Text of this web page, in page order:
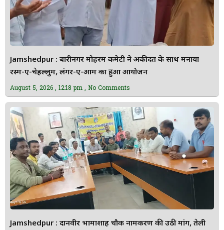
Jamshedpur : बारीनगर मोहर्रम कमेटी ने अकीदत के साथ मनाया
रस्म-ए-चेहल्लुम, लंगर-ए-आम का हुआ आयोजन
August 5, 2026 12:18 pm No Comments
Jamshedpur : दानवीर भामाशाह चौक नामकरण की उठी मांग, तेली